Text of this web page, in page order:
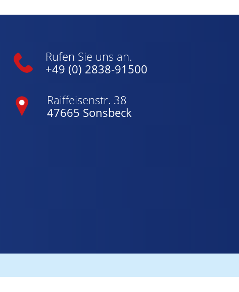
Rufen Sie uns an.
+49 (0) 2838-91500
Raiffeisenstr. 38
47665 Sonsbeck